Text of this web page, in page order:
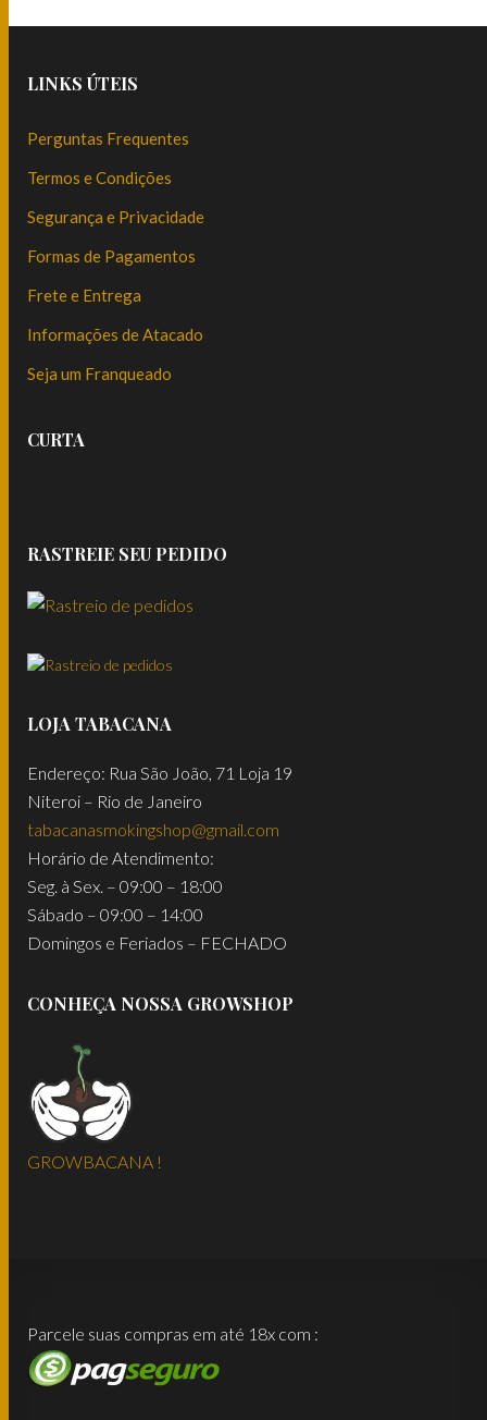
LINKS ÚTEIS
Perguntas Frequentes
Termos e Condições
Segurança e Privacidade
Formas de Pagamentos
Frete e Entrega
Informações de Atacado
Seja um Franqueado
CURTA
RASTREIE SEU PEDIDO
LOJA TABACANA
Endereço: Rua São João, 71 Loja 19
Niteroi – Rio de Janeiro
tabacanasmokingshop@gmail.com
Horário de Atendimento:
Seg. à Sex. – 09:00 – 18:00
Sábado – 09:00 – 14:00
Domingos e Feriados – FECHADO
CONHEÇA NOSSA GROWSHOP
GROWBACANA !
Parcele suas compras em até 18x com :